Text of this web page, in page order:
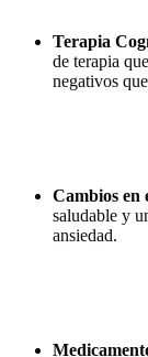
Terapia
de terapia
negativos
Cambios en
saludable y
ansiedad.